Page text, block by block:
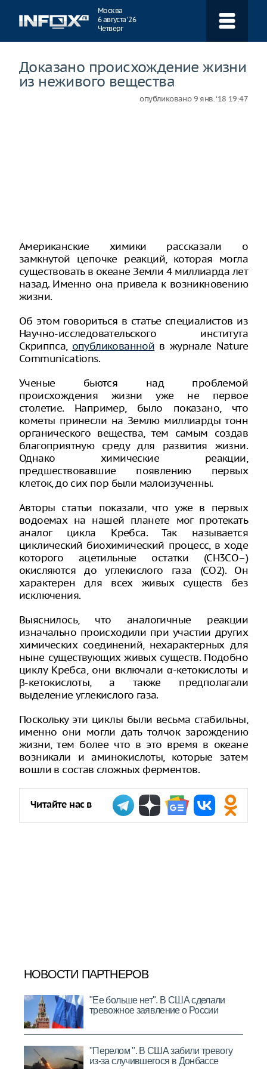
Москва
6 августа ‘26
Четверг
Доказано происхождение жизни
из неживого вещества
опубликовано9 янв. ‘18 19:47
Американские химики рассказали о
замкнутой цепочке реакций, которая могла
существовать в океане Земли 4 миллиарда лет
назад. Именно она привела к возникновению
жизни.
Об этом говориться в статье специалистов из
Научно-исследовательского института
Скриппса, опубликованной в журнале Nature
Communications.
Ученые бьются над проблемой
происхождения жизни уже не первое
столетие. Например, было показано, что
кометы принесли на Землю миллиарды тонн
органического вещества, тем самым создав
благоприятную среду для развития жизни.
Однако химические реакции,
предшествовавшие появлению первых
клеток, до сих пор были малоизученны.
Авторы статьи показали, что уже в первых
водоемах на нашей планете мог протекать
аналог цикла Кребса. Так называется
циклический биохимический процесс, в ходе
которого ацетильные остатки (СН3СО–)
окисляются до углекислого газа (CO2). Он
характерен для всех живых существ без
исключения.
Выяснилось, что аналогичные реакции
изначально происходили при участии других
химических соединений, нехарактерных для
ныне существующих живых существ. Подобно
циклу Кребса, они включали α-кетокислоты и
β-кетокислоты, а также предполагали
выделение углекислого газа.
Поскольку эти циклы были весьма стабильны,
именно они могли дать толчок зарождению
жизни, тем более что в это время в океане
возникали и аминокислоты, которые затем
вошли в состав сложных ферментов.
Читайте нас в